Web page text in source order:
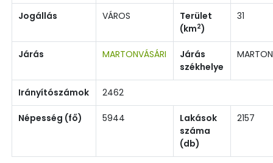
Jogállás VÁROS
Terület
(km2)
31
Járás MARTONVÁSÁRI
Járás
székhelye
Irányítószámok 2462
Népesség (fő) 5944
Lakások
száma
(db)
2157